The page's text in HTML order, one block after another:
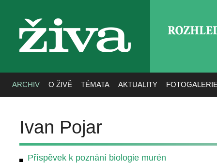
živa
ARCHIV O ŽIVĚ TÉMATA AKTUALITY
Ivan Pojar
Příspěvek k poznání biologie murén